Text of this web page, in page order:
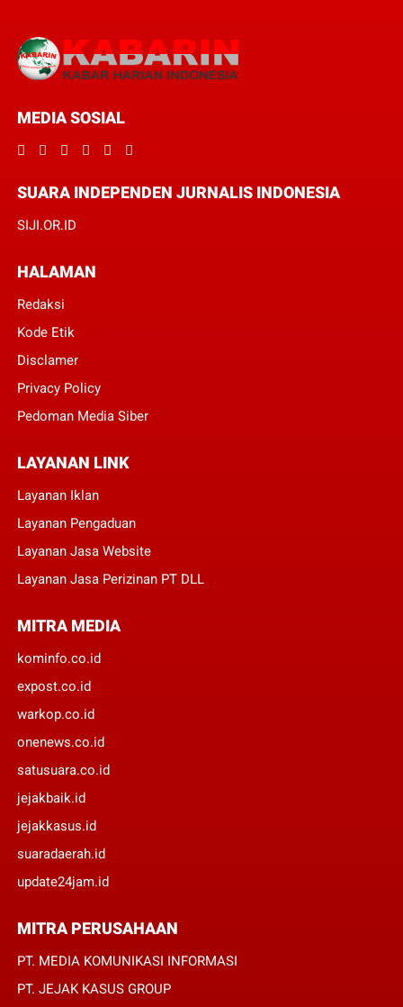
MEDIA SOSIAL
SUARA INDEPENDEN JURNALIS INDONESIA
SIJI.OR.ID
HALAMAN
Redaksi
Kode Etik
Disclamer
Privacy Policy
Pedoman Media Siber
LAYANAN LINK
Layanan Iklan
Layanan Pengaduan
Layanan Jasa Website
Layanan Jasa Perizinan PT DLL
MITRA MEDIA
kominfo.co.id
expost.co.id
warkop.co.id
onenews.co.id
satusuara.co.id
jejakbaik.id
jejakkasus.id
suaradaerah.id
update24jam.id
MITRA PERUSAHAAN
PT. MEDIA KOMUNIKASI INFORMASI
PT. JEJAK KASUS GROUP